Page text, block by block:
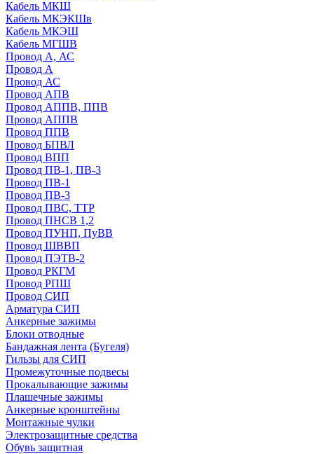
Кабель МКШ
Кабель МКЭКШв
Кабель МКЭШ
Кабель МГШВ
Провод А, АС
Провод А
Провод АС
Провод АПВ
Провод АППВ, ППВ
Провод АППВ
Провод ППВ
Провод БПВЛ
Провод ВПП
Провод ПВ-1, ПВ-3
Провод ПВ-1
Провод ПВ-3
Провод ПВС, ТТР
Провод ПНСВ 1,2
Провод ПУНП, ПуВВ
Провод ШВВП
Провод ПЭТВ-2
Провод РКГМ
Провод РПШ
Провод СИП
Арматура СИП
Анкерные зажимы
Блоки отводные
Бандажная лента (Бугеля)
Гильзы для СИП
Промежуточные подвесы
Прокалывающие зажимы
Плашечные зажимы
Анкерные кронштейны
Монтажные чулки
Электрозащитные средства
Обувь защитная